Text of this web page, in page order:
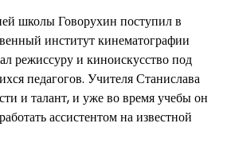
школы Говорухин поступил в
институт кинематографии
режиссуру и киноискусство под
педагогов. Учителя Станислава
и талант, и уже во время учебы он
ассистентом на известной